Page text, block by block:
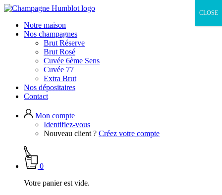
Notre maison
Nos champagnes
Brut Réserve
Brut Rosé
Cuvée 6ème Sens
Cuvée 77
Extra Brut
Nos dépositaires
Contact
Mon compte
Identifiez-vous
Nouveau client ? Créez votre compte
0
Votre panier est vide.
CLOSE